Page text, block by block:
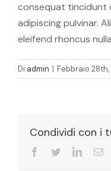
consequat tincidunt
adipiscing pulvinar.
eleifend rhoncus
Di admin | Febbraio 28th,
Condividi con i
facebooktwitterlinkedin